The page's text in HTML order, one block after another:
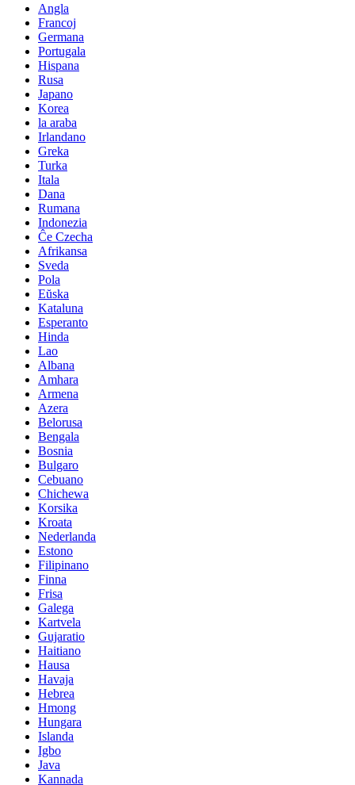
Angla
Francoj
Germana
Portugala
Hispana
Rusa
Japano
Korea
la araba
Irlandano
Greka
Turka
Itala
Dana
Rumana
Indonezia
Ĉe Czecha
Afrikansa
Sveda
Pola
Eŭska
Kataluna
Esperanto
Hinda
Lao
Albana
Amhara
Armena
Azera
Belorusa
Bengala
Bosnia
Bulgaro
Cebuano
Chichewa
Korsika
Kroata
Nederlanda
Estono
Filipinano
Finna
Frisa
Galega
Kartvela
Gujaratio
Haitiano
Hausa
Havaja
Hebrea
Hmong
Hungara
Islanda
Igbo
Java
Kannada